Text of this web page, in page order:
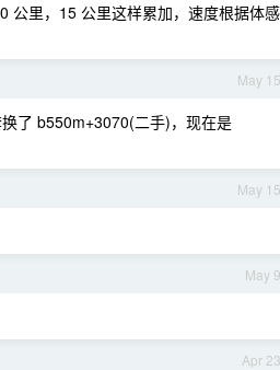
公里，15 公里这样累加，速度根据体感
May 15
了 b550m+3070(二手)，现在是
May 15
May 9
Apr 23